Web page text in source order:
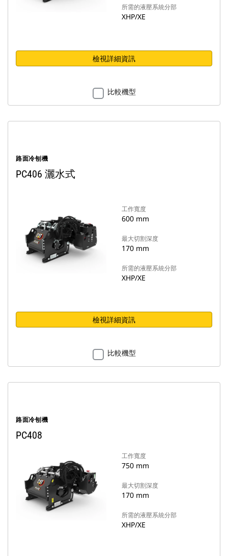
所需的液壓系統分部
XHP/XE
檢視詳細資訊
比較機型
路面冷刨機
PC406 灑水式
工作寬度
600 mm
最大切割深度
170 mm
所需的液壓系統分部
XHP/XE
檢視詳細資訊
比較機型
路面冷刨機
PC408
工作寬度
750 mm
最大切割深度
170 mm
所需的液壓系統分部
XHP/XE